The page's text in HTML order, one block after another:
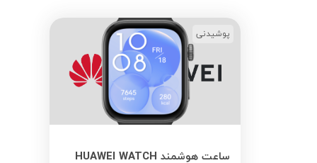
ساعت هوشمند HUAWEI WATCH
پوشیدنی